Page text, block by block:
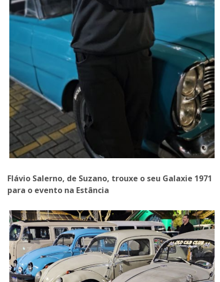
Flávio Salerno, de Suzano, trouxe o seu Galaxie 1971
para o evento na Estância